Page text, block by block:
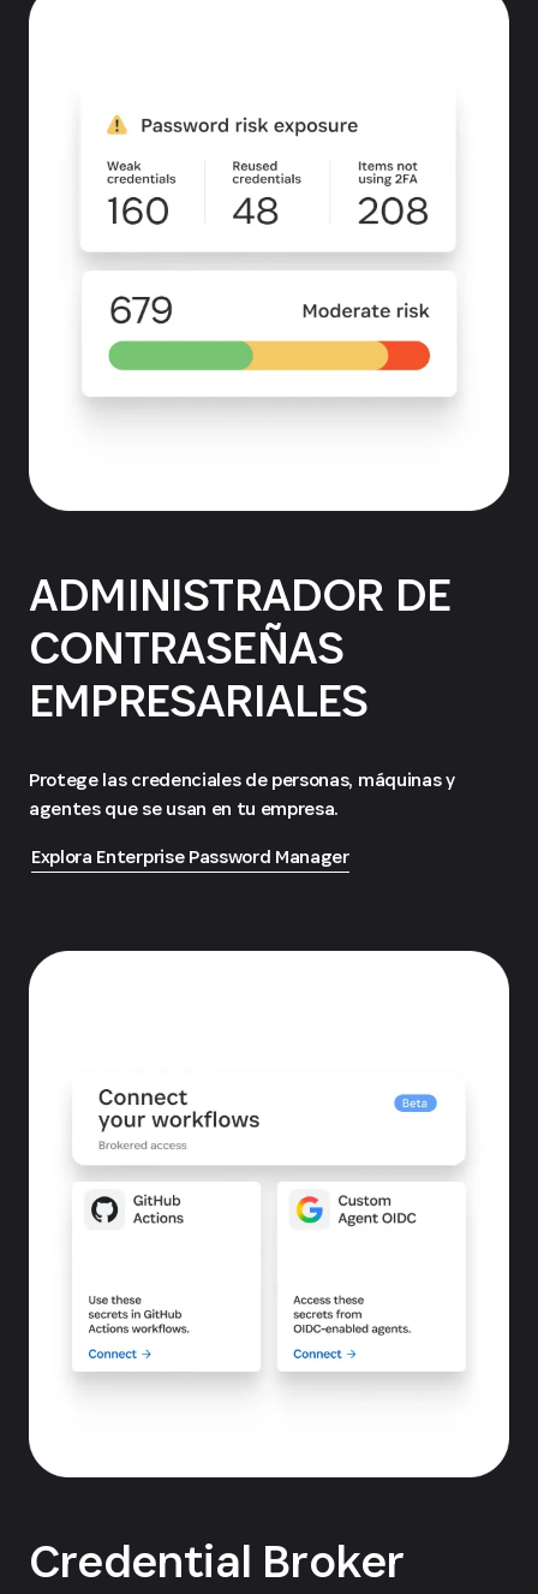
ADMINISTRADOR DE
CONTRASEÑAS
EMPRESARIALES
Protege las credenciales de personas, máquinas y
agentes que se usan en tu empresa.
Explora Enterprise Password Manager
Credential Broker